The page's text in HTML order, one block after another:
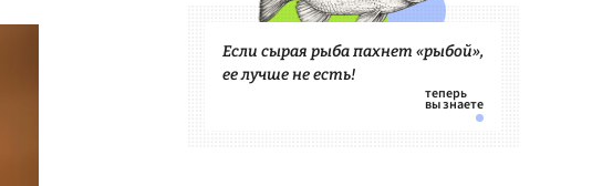
Если сырая рыба пахнет «рыбой»,
ее лучше не есть!